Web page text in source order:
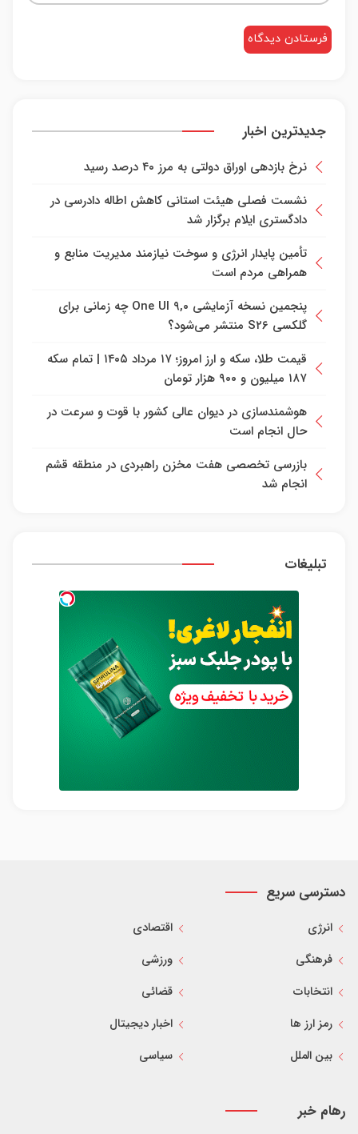
جدیدترین اخبار
نرخ بازدهی اوراق دولتی به مرز ۴۰ درصد رسید
نشست فصلی هیئت استانی کاهش اطاله دادرسی در
دادگستری ایلام برگزار شد
تأمین پایدار انرژی و سوخت نیازمند مدیریت منابع و
همراهی مردم است
پنجمین نسخه آزمایشی One UI ۹,۰ چه زمانی برای
گلکسی S۲۶ منتشر می‌شود؟
قیمت طلا، سکه و ارز امروز؛ ۱۷ مرداد ۱۴۰۵ | تمام سکه
۱۸۷ میلیون و ۹۰۰ هزار تومان
هوشمندسازی در دیوان عالی کشور با قوت و سرعت در
حال انجام است
بازرسی تخصصی هفت مخزن راهبردی در منطقه قشم
انجام شد
تبلیغات
دسترسی سریع
انرژی
اقتصادی
فرهنگی
ورزشی
انتخابات
قضائی
رمز ارز ها
اخبار دیجیتال
بین الملل
سیاسی
رهام خبر